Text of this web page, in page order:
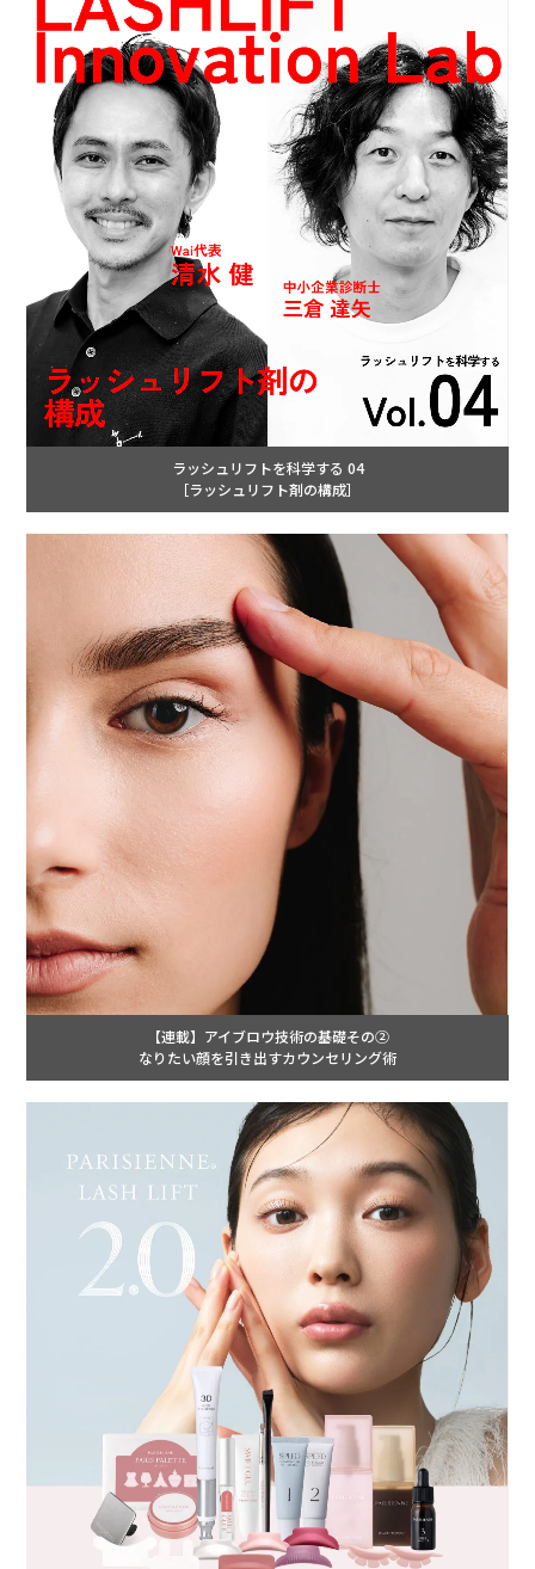
ラッシュリフトを科学する 04
［ラッシュリフト剤の構成］
【連載】アイブロウ技術の基礎その②
なりたい顔を引き出すカウンセリング術